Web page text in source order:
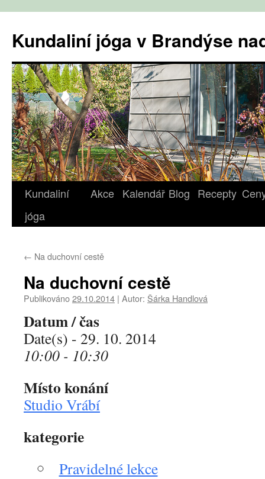
obsahu
webu
Kundaliní jóga v Brandýse
Kundaliní
jóga
Akce Kalendář Blog Recepty
← Na duchovní cestě
Na duchovní cestě
Publikováno29.10.2014 | Autor: Šárka Handlová
Datum / čas
Date(s) - 29. 10. 2014
10:00 - 10:30
Místo konání
Studio Vrábí
kategorie
Pravidelné lekce